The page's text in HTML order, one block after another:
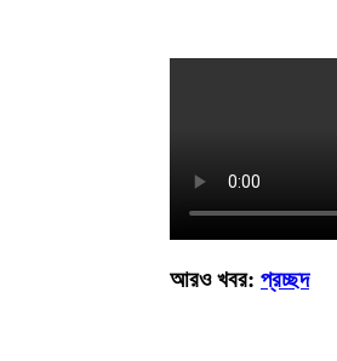
আরও খবর: প্রচ্ছদ